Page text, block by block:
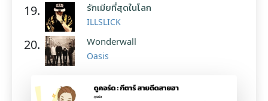
19. รักเมียที่สุดในโลก
ILLSLICK
20. Wonderwall
Oasis